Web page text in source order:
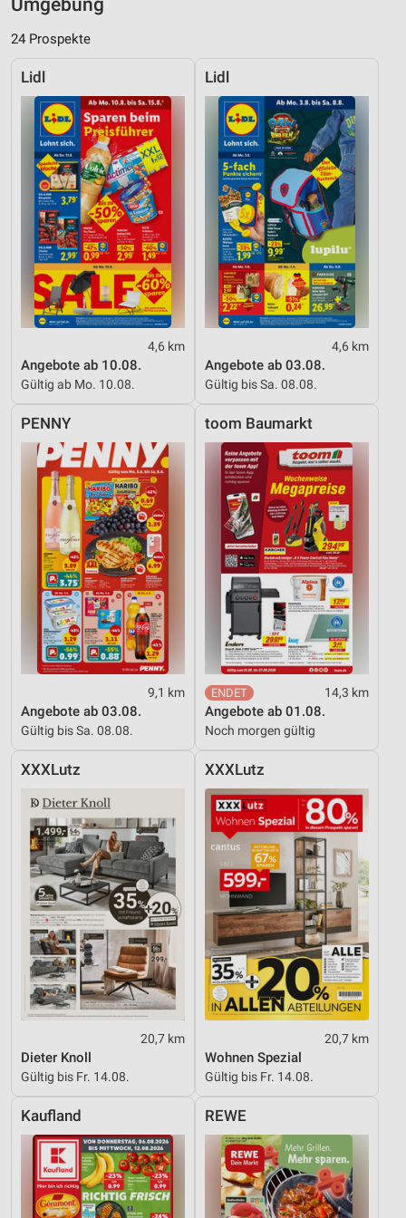
Umgebung
24 Prospekte
Lidl
4,6 km
Angebote ab 10.08.
Gültig ab Mo. 10.08.
Lidl
4,6 km
Angebote ab 03.08.
Gültig bis Sa. 08.08.
PENNY
9,1 km
Angebote ab 03.08.
Gültig bis Sa. 08.08.
toom Baumarkt
14,3 km
Angebote ab 01.08.
Noch morgen gültig
XXXLutz
20,7 km
Dieter Knoll
Gültig bis Fr. 14.08.
XXXLutz
20,7 km
Wohnen Spezial
Gültig bis Fr. 14.08.
Kaufland REWE